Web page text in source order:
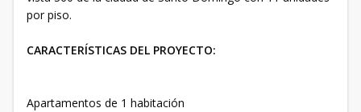
por piso.
CARACTERÍSTICAS DEL PROYECTO:
Apartamentos de 1 habitación